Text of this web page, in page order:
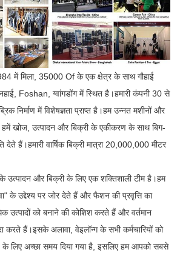
में मिला, 35000 Of के एक क्षेत्र के साथ गौहाई
Foshan, ग्वांगडोंग में स्थित है।हमारी कंपनी 30 से
निर्माण में विशेषज्ञता प्राप्त है।हम उन्नत मशीनों और
खोज, उत्पादन और बिक्री के एकीकरण के साथ बिग-
हैं।हमारी वार्षिक बिक्री मात्रा 20,000,000 मीटर
उत्पादन और बिक्री के लिए एक शक्तिशाली टीम है।हम
के उद्देश्य पर जोर देते हैं और फैशन की प्रवृत्ति का
को बनाने की कोशिश करते हैं और वर्तमान
करते हैं।इसके अलावा, वेइलॉन्ग के सभी कर्मचारियों को
लिए अच्छा समय दिया गया है, इसलिए हम आपको सबसे